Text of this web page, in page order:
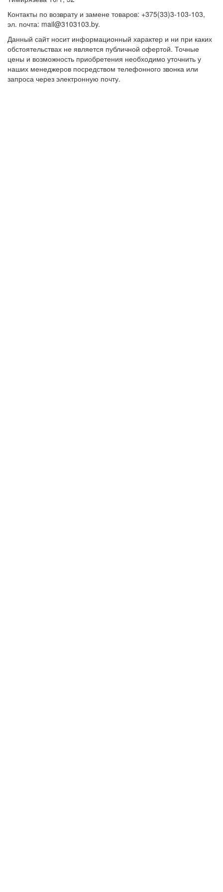
Контакты по возврату и замене товаров: +375(33)3-103-103,
эл. почта: mail@3103103.by.
Данный сайт носит информационный характер и ни при каких
обстоятельствах не является публичной офертой. Точные
цены и возможность приобретения необходимо уточнить у
наших менеджеров посредством телефонного звонка или
запроса через электронную почту.